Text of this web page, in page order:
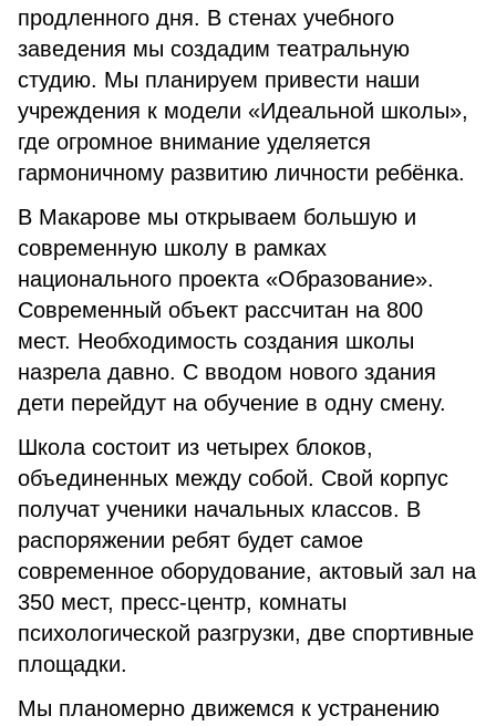
продленного дня. В стенах учебного
заведения мы создадим театральную
студию. Мы планируем привести наши
учреждения к модели «Идеальной школы»,
где огромное внимание уделяется
гармоничному развитию личности ребёнка.
В Макарове мы открываем большую и
современную школу в рамках
национального проекта «Образование».
Современный объект рассчитан на 800
мест. Необходимость создания школы
назрела давно. С вводом нового здания
дети перейдут на обучение в одну смену.
Школа состоит из четырех блоков,
объединенных между собой. Свой корпус
получат ученики начальных классов. В
распоряжении ребят будет самое
современное оборудование, актовый зал на
350 мест, пресс-центр, комнаты
психологической разгрузки, две спортивные
площадки.
Мы планомерно движемся к устранению